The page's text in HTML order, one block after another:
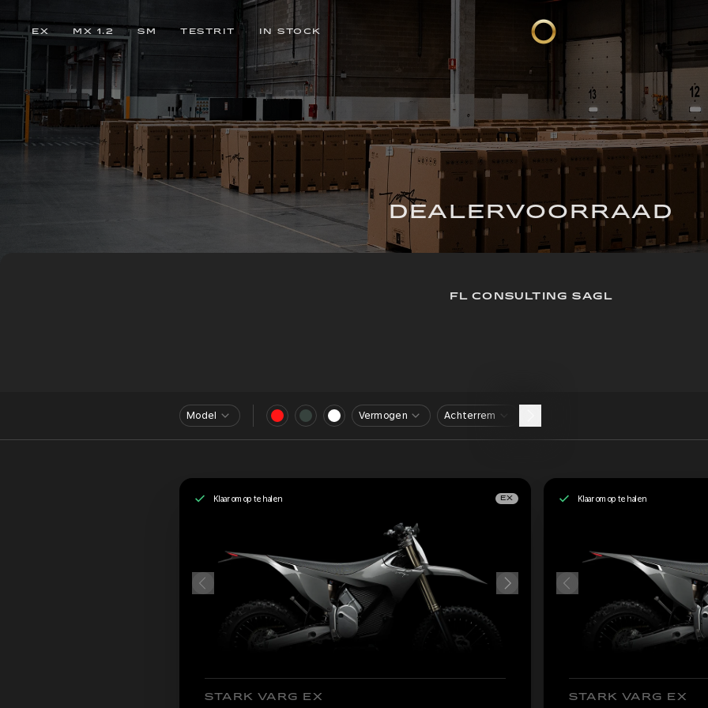
EX MX 1.2 SM TESTRIT IN STOCK
DEALERVOORRAAD
FL CONSULTING SAGL
Model Vermogen Achterrem
Klaar om op te halen EX
STARK VARG EX
Klaar om op te halen
STARK VARG EX